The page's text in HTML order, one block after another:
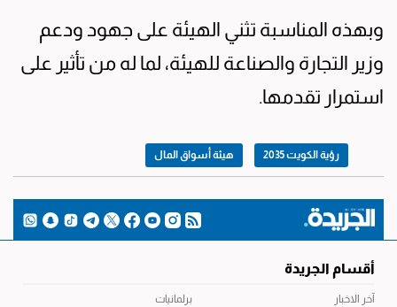
وبهذه المناسبة تثني الهيئة على جهود ودعم
وزير التجارة والصناعة للهيئة، لما له من تأثير على
استمرار تقدمها.
رؤية الكويت 2035 هيئة أسواق المال
أقسام الجريدة
آخر الاخبار
برلمانيات